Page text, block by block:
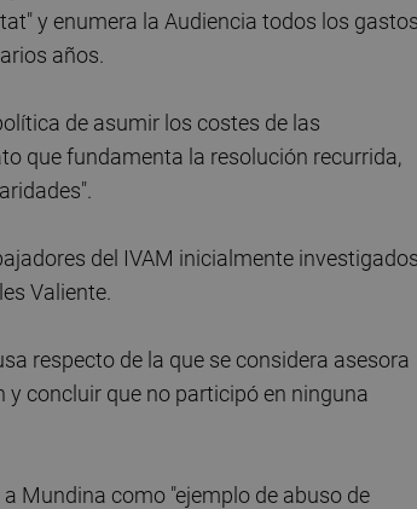
y enumera la Audiencia todos los gastos
años.
de asumir los costes de las
que fundamenta la resolución recurrida,
del IVAM inicialmente
Valiente.
respecto de la que se considera asesora
y concluir que no participó en ninguna
Mundina como "ejemplo de abuso de